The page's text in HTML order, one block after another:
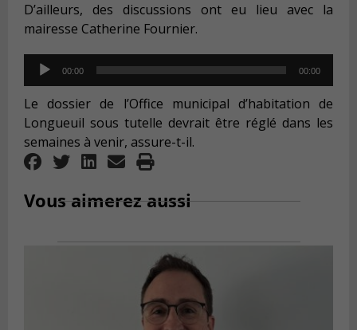
D’ailleurs, des discussions ont eu lieu avec la
mairesse Catherine Fournier.
Audio
Player
00:00 00:00
Le dossier de l’Office municipal d’habitation de
Longueuil sous tutelle devrait être réglé dans les
semaines à venir, assure-t-il.
Vous aimerez aussi